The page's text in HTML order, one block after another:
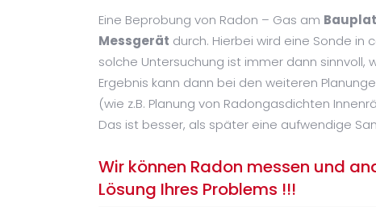
Eine Beprobung von Radon – Gas am
Messgerät durch. Hierbei wird eine Sonde in
solche Untersuchung ist immer dann sinnvoll,
Ergebnis kann dann bei den weiteren
(wie z.B. Planung von Radongasdichten
Das ist besser, als später eine aufwendige
Wir können Radon messen und
Lösung Ihres Problems !!!